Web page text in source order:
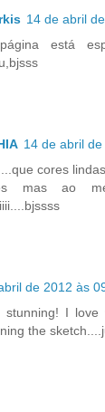
14 de abril
está
14 de abril
cores
mas ao
de 2012 às
stunning! I
the